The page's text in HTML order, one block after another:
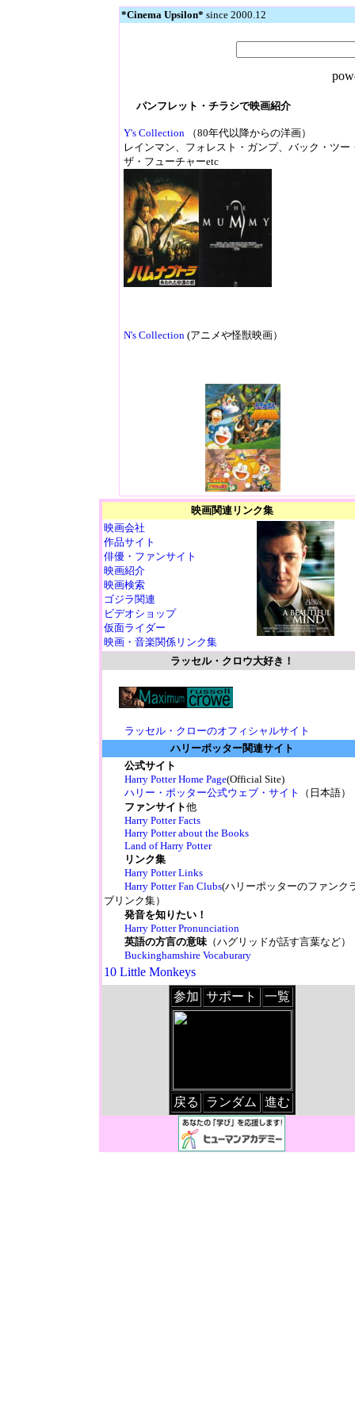
*Cinema Upsilon* since 2000.12
パンフレット・チラシで映画紹介
Y's Collection （80年代以降からの洋画）
レインマン、フォレスト・ガンプ、バック・ツー
ザ・フューチャーetc
N's Collection (アニメや怪獣映画）
映画関連リンク集
映画会社
作品サイト
俳優・ファンサイト
映画紹介
映画検索
ゴジラ関連
ビデオショップ
仮面ライダー
映画・音楽関係リンク集
ラッセル・クロウ大好き！
ラッセル・クローのオフィシャルサイト
ハリーポッター関連サイト
公式サイト
Harry Potter Home Page(Official Site)
ハリー・ポッター公式ウェブ・サイト
（日本語）
ファンサイト他
Harry Potter Facts
Harry Potter about the Books
Land of Harry Potter
リンク集
Harry Potter Links
Harry Potter Fan Clubs(ハリーポッターのファンク
ブリンク集）
発音を知りたい！
Harry Potter Pronunciation
英語の方言の意味（ハグリッドが話す言葉など）
Buckinghamshire Vocaburary
10 Little Monkeys
参加 サポート 一覧
戻る ランダム 進む